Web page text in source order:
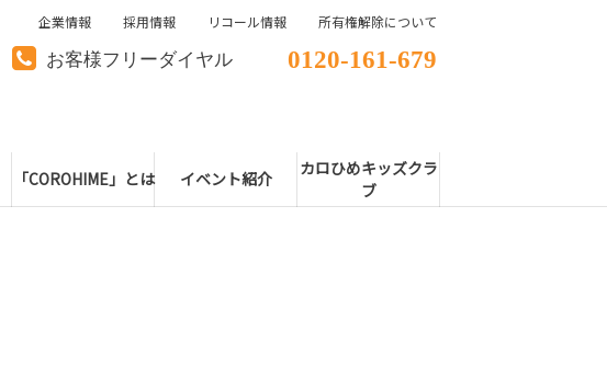
お客様フリーダイヤル 0120-161-679
「COROHIME」とは イベント紹介
カロひめキッズクラ
ブ
企業情報 採用情報 リコール情報 所有権解除について